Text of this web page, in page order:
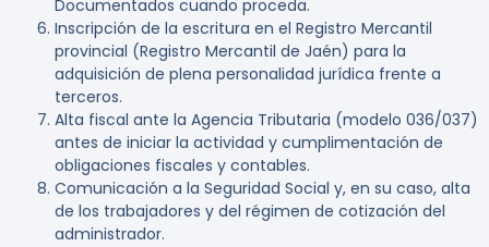
Documentados cuando proceda.
Inscripción de la escritura en el Registro Mercantil
provincial (Registro Mercantil de Jaén) para la
adquisición de plena personalidad jurídica frente a
terceros.
Alta fiscal ante la Agencia Tributaria (modelo 036/037)
antes de iniciar la actividad y cumplimentación de
obligaciones fiscales y contables.
Comunicación a la Seguridad Social y, en su caso, alta
de los trabajadores y del régimen de cotización del
administrador.